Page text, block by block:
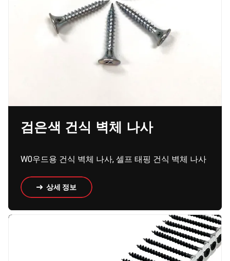
검은색 건식 벽체 나사
W0우드용 건식 벽체 나사, 셀프 태핑 건식 벽체 나사
상세 정보